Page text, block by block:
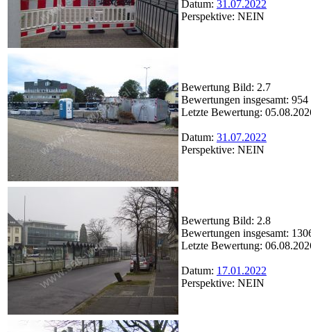
Datum: 31.07.2022
Perspektive: NEIN
Bewertung Bild: 2.7
Bewertungen insgesamt: 954
Letzte Bewertung:
Datum: 31.07.2022
Perspektive: NEIN
Bewertung Bild: 2.8
Bewertungen insgesamt:
Letzte Bewertung:
Datum: 17.01.2022
Perspektive: NEIN